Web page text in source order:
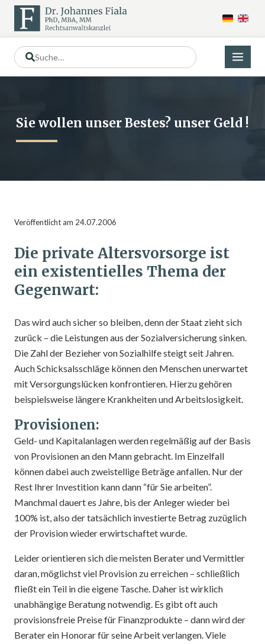
Sie wollen unser Bestes? unser Geld !
Veröffentlicht am 24.07.2006
Die private Altersvorsorge ist
ein existentielles Thema der
Gegenwart:
Das wird auch sicher so bleiben, denn der Staat zieht sich
zurück – die Leistungen aus der Sozialversicherung sinken.
Die Zahl der Bezieher von Sozialhilfe steigt seit Jahren.
Auch Schicksalsschläge können den Menschen unerwartet
mit Versorgungslücken konfrontieren. Hierzu gehören
beispielsweise längere Krankheiten und Arbeitslosigkeit.
Provisionen:
Geld- und Kapitalanlagen werden regelmäßig auf der Basis
von Provisionen an den Mann gebracht. Im Einzelfall
können dabei auch zweistellige Beträge anfallen. Nur der
Rest Ihrer Investition kann dann “für Sie arbeiten”.
Manchmal dauert es Jahre, bis der Anleger wieder bei
100% ist, also der tatsächlich investierte Betrag zuzüglich
der Provision wieder erwirtschaftet wurde.
Leider orientieren sich die meisten Berater und Vermittler
daran, möglichst viel Provision zu erreichen – schließlich
fließt ein Teil in die eigene Tasche. Daher ist wirklich
unabhängige Beratung notwendig. Es gibt oft auch
provisionsfreie Preise für Finanzprodukte – dann wird der
Berater ein Honorar für seine Arbeit verlangen. Viele